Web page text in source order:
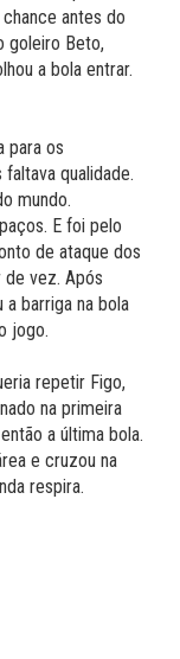
antes do
goleiro Beto,
a bola entrar.
para os
qualidade.
mundo.
E foi pelo
de ataque dos
de vez. Após
barriga na bola
jogo.
repetir Figo,
na primeira
a última bola.
e cruzou na
respira.